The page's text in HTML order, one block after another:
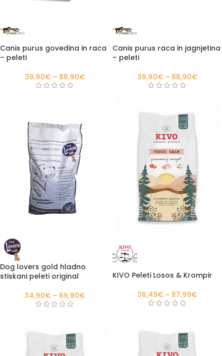
Canis purus govedina in raca
– peleti
39,90€ – 88,90€
Canis purus raca in jagnjetina
– peleti
39,90€ – 88,90€
Dog lovers gold hladno
stiskani peleti original
34,90€ – 69,90€
KIVO Peleti Losos & Krompir
36,49€ – 87,99€